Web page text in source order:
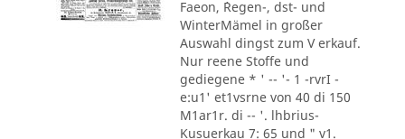
Faeon, ´Regen-, dst- und
WinterMämel in großer
Auswahl dingst zum V erkauf.
Nur reene Stoffe und
gediegene * ' -- '- 1 -rvrI -
e:u1' et1vsrne von 40 di 150
M1ar1r. di -- '. lhbrius-
Kusuerkau 7: 65 und " v1.